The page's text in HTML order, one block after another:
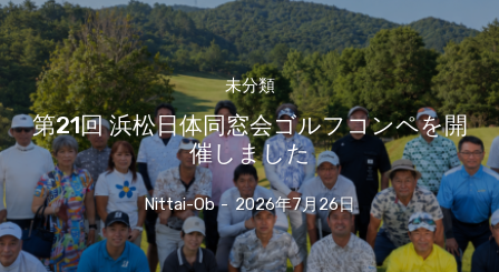
未分類
第21回 浜松日体同窓会ゴルフコンペを開
催しました
Nittai-Ob - 2026年7月26日